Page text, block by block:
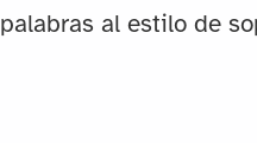
palabras al estilo de